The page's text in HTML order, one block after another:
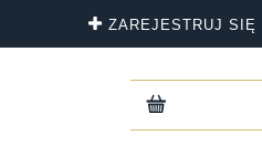
ZAREJESTRUJ SIĘ